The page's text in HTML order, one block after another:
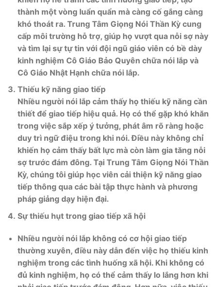
thành một vòng luẩn quẩn mà càng cố gắng càng
khó thoát ra. Trung Tâm Giọng Nói Thần Kỳ cung
cấp môi trường hỗ trợ, giúp họ vượt qua nỗi sợ này
và tìm lại sự tự tin với đội ngũ giáo viên có bề dày
kinh nghiệm Cô Giáo Bảo Quyên chữa nói lắp và
Cô Giáo Nhật Hạnh chữa nói lắp.
Thiếu kỹ năng giao tiếp
Nhiều người nói lắp cảm thấy họ thiếu kỹ năng cần
thiết để giao tiếp hiệu quả. Họ có thể gặp khó khăn
trong việc sắp xếp ý tưởng, phát âm rõ ràng hoặc
duy trì ngữ điệu trong khi nói. Điều này không chỉ
khiến họ cảm thấy bất lực mà còn làm gia tăng nỗi
sợ trước đám đông. Tại Trung Tâm Giọng Nói Thần
Kỳ, chúng tôi giúp học viên cải thiện kỹ năng giao
tiếp thông qua các bài tập thực hành và phương
pháp giảng dạy hiện đại.
Sự thiếu hụt trong giao tiếp xã hội
Nhiều người nói lắp không có cơ hội giao tiếp
thường xuyên, điều này dẫn đến việc họ thiếu kinh
nghiệm trong các tình huống xã hội. Khi không có
đủ kinh nghiệm, họ có thể cảm thấy lo lắng hơn khi